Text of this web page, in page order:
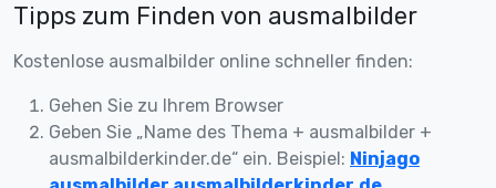
Tipps zum Finden von ausmalbilder
Kostenlose ausmalbilder online schneller finden:
Gehen Sie zu Ihrem Browser
Geben Sie „Name des Thema + ausmalbilder +
ausmalbilderkinder.de“ ein. Beispiel: Ninjago